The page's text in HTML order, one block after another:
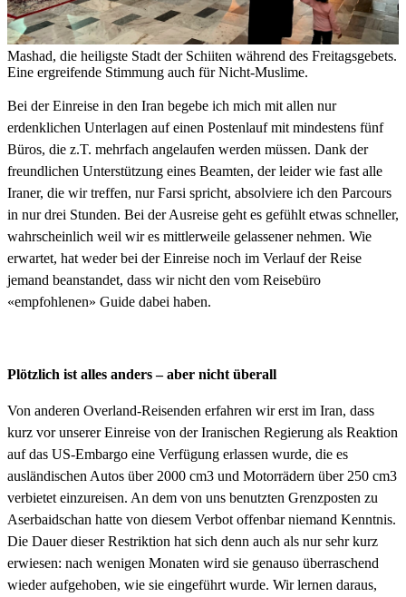
Mashad, die heiligste Stadt der Schiiten während des Freitagsgebets.
Eine ergreifende Stimmung auch für Nicht-Muslime.
Bei der Einreise in den Iran begebe ich mich mit allen nur
erdenklichen Unterlagen auf einen Postenlauf mit mindestens fünf
Büros, die z.T. mehrfach angelaufen werden müssen. Dank der
freundlichen Unterstützung eines Beamten, der leider wie fast alle
Iraner, die wir treffen, nur Farsi spricht, absolviere ich den Parcours
in nur drei Stunden. Bei der Ausreise geht es gefühlt etwas schneller,
wahrscheinlich weil wir es mittlerweile gelassener nehmen. Wie
erwartet, hat weder bei der Einreise noch im Verlauf der Reise
jemand beanstandet, dass wir nicht den vom Reisebüro
«empfohlenen» Guide dabei haben.
Plötzlich ist alles anders – aber nicht überall
Von anderen Overland-Reisenden erfahren wir erst im Iran, dass
kurz vor unserer Einreise von der Iranischen Regierung als Reaktion
auf das US-Embargo eine Verfügung erlassen wurde, die es
ausländischen Autos über 2000 cm3 und Motorrädern über 250 cm3
verbietet einzureisen. An dem von uns benutzten Grenzposten zu
Aserbaidschan hatte von diesem Verbot offenbar niemand Kenntnis.
Die Dauer dieser Restriktion hat sich denn auch als nur sehr kurz
erwiesen: nach wenigen Monaten wird sie genauso überraschend
wieder aufgehoben, wie sie eingeführt wurde. Wir lernen daraus,